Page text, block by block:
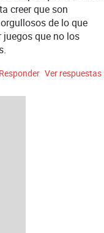
creer que son
de lo que
juegos que no los
Responder Ver respuestas